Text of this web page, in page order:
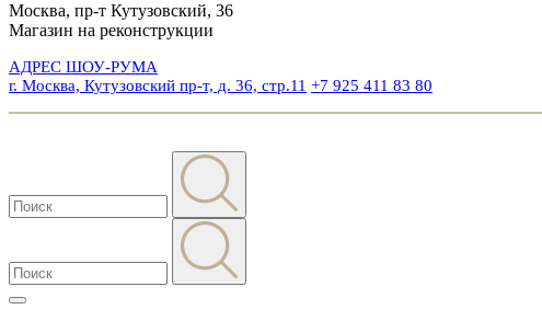
Москва, пр-т Кутузовский, 36
Магазин на реконструкции
АДРЕС ШОУ-РУМА
г. Москва, Кутузовский пр-т, д. 36, стр.11 +7 925 411 83 80